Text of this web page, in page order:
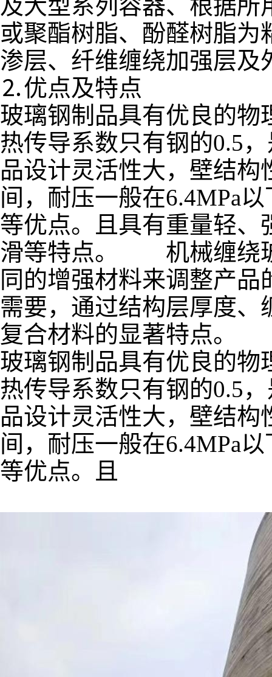
及大型系列容器、根据
或聚酯树脂、酚醛树脂
渗层、纤维缠绕加强层及
⒉优点及特点
玻璃钢制品具有优良的物
热传导系数只有钢的0.5
品设计灵活性大，壁结
间，耐压一般在6.4MPa
等优点。且具有重量轻、
滑等特点。 机械缠绕玻
同的增强材料来调整产
需要，通过结构层厚度
复合材料的显著特点。
玻璃钢制品具有优良的物
热传导系数只有钢的0.5
品设计灵活性大，壁结
间，耐压一般在6.4MPa
等优点。且